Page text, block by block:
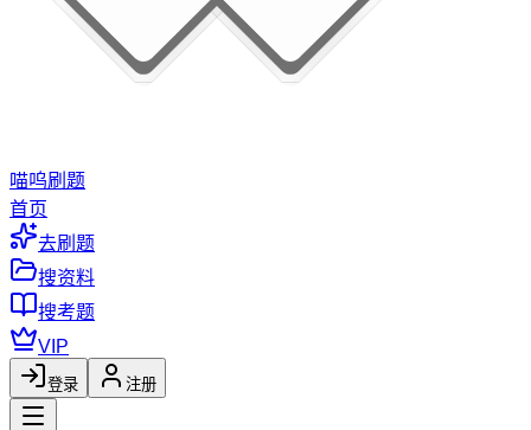
喵呜刷题
首页
去刷题
搜资料
搜考题
VIP
登录 注册